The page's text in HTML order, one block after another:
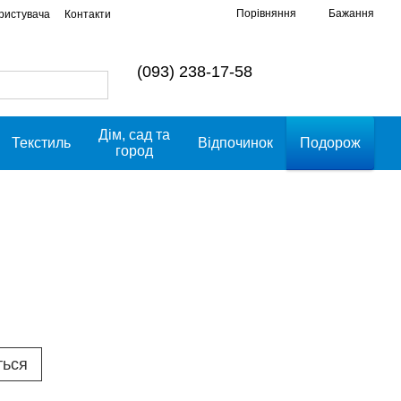
Контакти Порівняння Бажання
(093) 238-17-58
Текстиль
Дім, сад та
город
Відпочинок Подорож